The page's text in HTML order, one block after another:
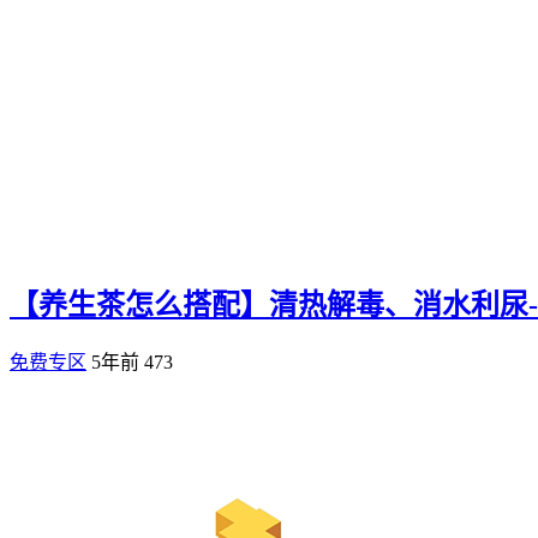
【养生茶怎么搭配】清热解毒、消水利
免费专区 5年前 473